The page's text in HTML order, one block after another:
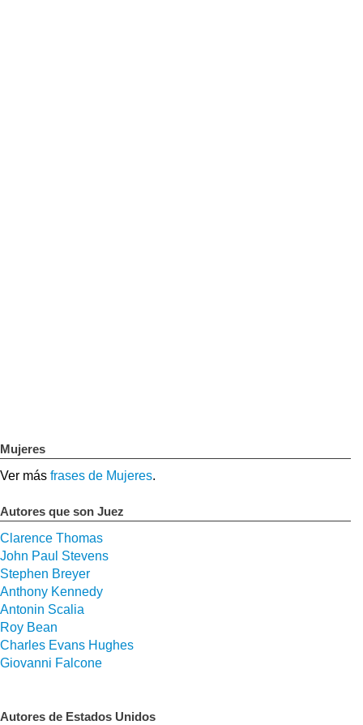
Mujeres
Ver más frases de Mujeres.
Autores que son Juez
Clarence Thomas
John Paul Stevens
Stephen Breyer
Anthony Kennedy
Antonin Scalia
Roy Bean
Charles Evans Hughes
Giovanni Falcone
Autores de Estados Unidos